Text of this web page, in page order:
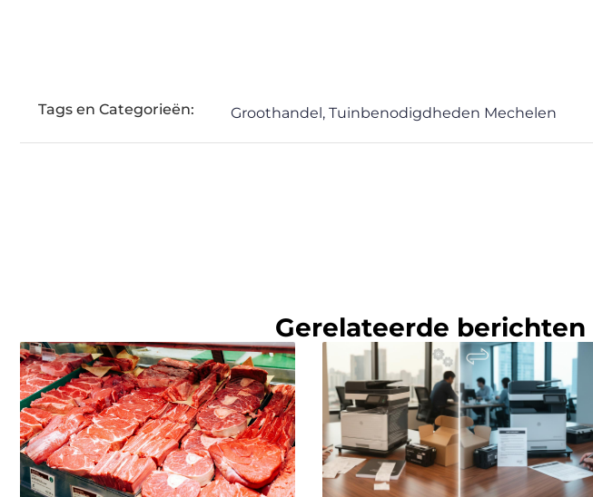
Tags en Categorieën: Groothandel , Tuinbenodigdheden Mechelen
Gerelateerde berichten